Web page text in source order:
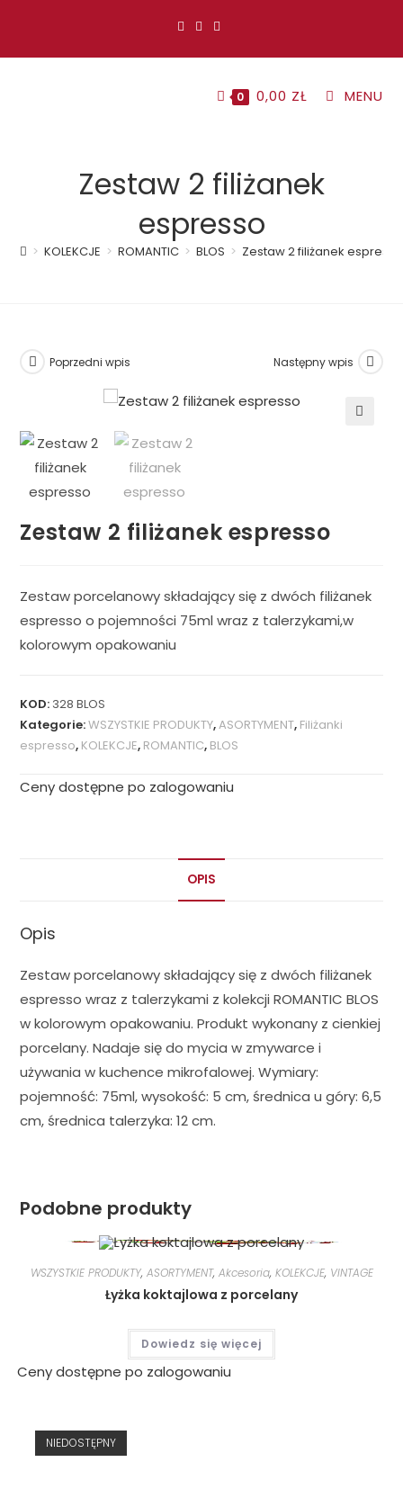
0 0,00 ZŁ MENU
Zestaw 2 filiżanek
espresso
> KOLEKCJE > ROMANTIC > BLOS > Zestaw 2 filiżanek espresso
Poprzedni wpis Następny wpis
Zestaw 2 filiżanek espresso
Zestaw porcelanowy składający się z dwóch filiżanek
espresso o pojemności 75ml wraz z talerzykami,w
kolorowym opakowaniu
KOD: 328 BLOS
Kategorie:WSZYSTKIE PRODUKTY,ASORTYMENT, Filiżanki
espresso, KOLEKCJE, ROMANTIC, BLOS
Ceny dostępne po zalogowaniu
OPIS
Opis
Zestaw porcelanowy składający się z dwóch filiżanek
espresso wraz z talerzykami z kolekcji ROMANTIC BLOS
w kolorowym opakowaniu. Produkt wykonany z cienkiej
porcelany. Nadaje się do mycia w zmywarce i
używania w kuchence mikrofalowej. Wymiary:
pojemność: 75ml, wysokość: 5 cm, średnica u góry: 6,5
cm, średnica talerzyka: 12 cm.
Podobne produkty
WSZYSTKIE PRODUKTY, ASORTYMENT, Akcesoria, KOLEKCJE, VINTAGE
Łyżka koktajlowa z porcelany
Dowiedz się więcej
Ceny dostępne po zalogowaniu
NIEDOSTĘPNY